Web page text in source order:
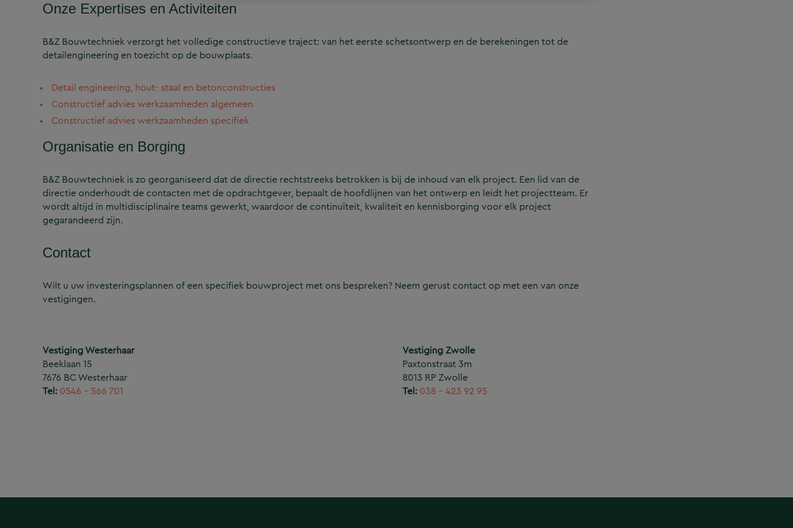
Onze Expertises en Activiteiten
B&Z Bouwtechniek verzorgt het volledige constructieve traject: van het eerste schetsontwerp en de berekeningen tot de
detailengineering en toezicht op de bouwplaats.
Detail engineering, hout- staal en betonconstructies
Constructief advies werkzaamheden algemeen
Constructief advies werkzaamheden specifiek
Organisatie en Borging
B&Z Bouwtechniek is zo georganiseerd dat de directie rechtstreeks betrokken is bij de inhoud van elk project. Een lid van de
directie onderhoudt de contacten met de opdrachtgever, bepaalt de hoofdlijnen van het ontwerp en leidt het projectteam. Er
wordt altijd in multidisciplinaire teams gewerkt, waardoor de continuïteit, kwaliteit en kennisborging voor elk project
gegarandeerd zijn.
Contact
Wilt u uw investeringsplannen of een specifiek bouwproject met ons bespreken? Neem gerust contact op met een van onze
vestigingen.
Vestiging Westerhaar
Beeklaan 15
7676 BC Westerhaar
Tel: 0546 – 566 701
Vestiging Zwolle
Paxtonstraat 3m
8013 RP Zwolle
Tel: 038 – 423 92 95